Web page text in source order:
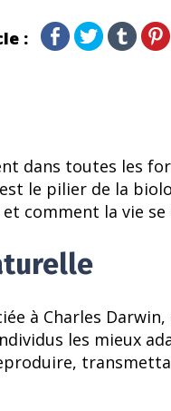
:
dans toutes les
le pilier de la
comment la vie se
à Charles
les mieux